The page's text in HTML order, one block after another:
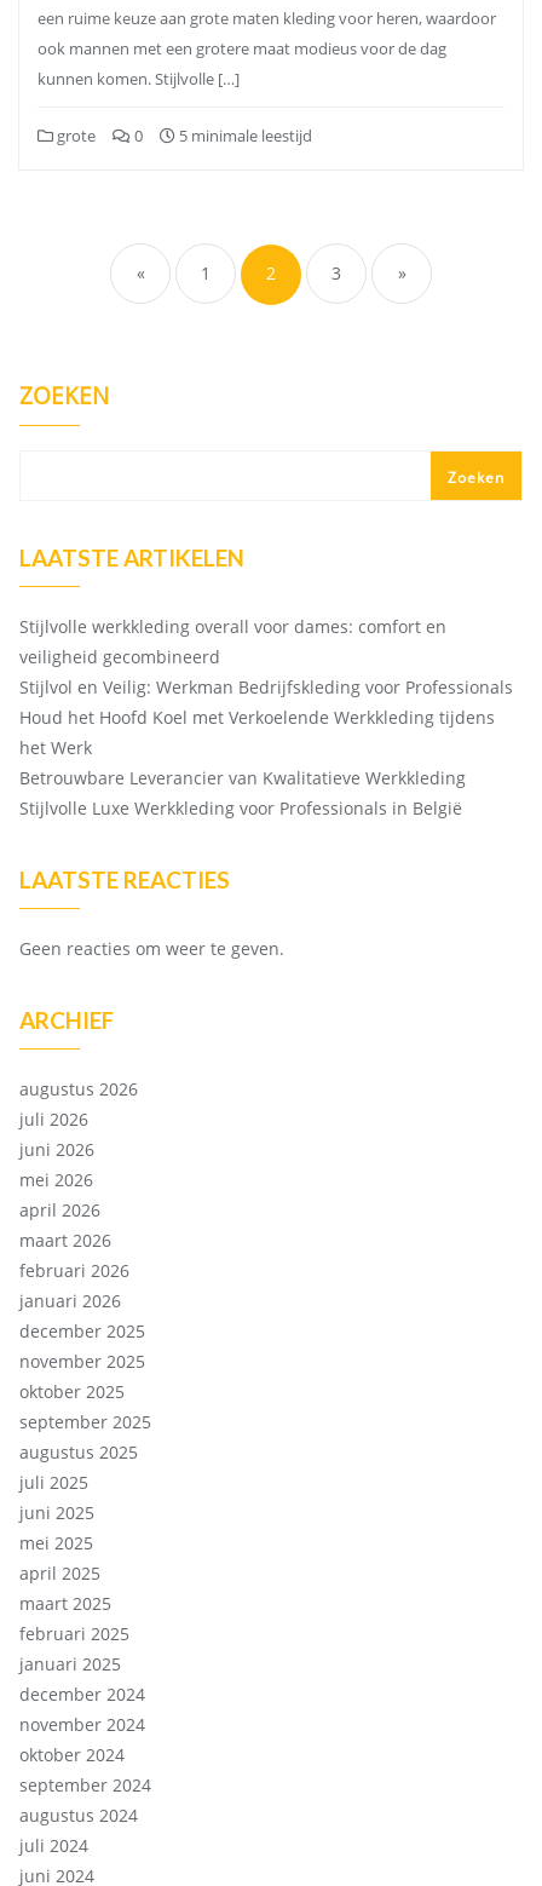
een ruime keuze aan grote maten kleding voor heren, waardoor
ook mannen met een grotere maat modieus voor de dag
kunnen komen. Stijlvolle […]
grote 0 5 minimale leestijd
paginering
« 1 2 3 »
ZOEKEN
Zoeken
LAATSTE ARTIKELEN
Stijlvolle werkkleding overall voor dames: comfort en
veiligheid gecombineerd
Stijlvol en Veilig: Werkman Bedrijfskleding voor Professionals
Houd het Hoofd Koel met Verkoelende Werkkleding tijdens
het Werk
Betrouwbare Leverancier van Kwalitatieve Werkkleding
Stijlvolle Luxe Werkkleding voor Professionals in België
LAATSTE REACTIES
Geen reacties om weer te geven.
ARCHIEF
augustus 2026
juli 2026
juni 2026
mei 2026
april 2026
maart 2026
februari 2026
januari 2026
december 2025
november 2025
oktober 2025
september 2025
augustus 2025
juli 2025
juni 2025
mei 2025
april 2025
maart 2025
februari 2025
januari 2025
december 2024
november 2024
oktober 2024
september 2024
augustus 2024
juli 2024
juni 2024